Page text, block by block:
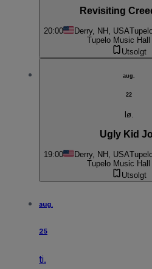
Revisiting
20:00 Derry, NH, USA
Tupelo Music Hall
Utsolgt
aug.
22
lø.
Ugly Kid
19:00 Derry, NH, USA
Tupelo Music Hall
Utsolgt
aug.
25
ti.